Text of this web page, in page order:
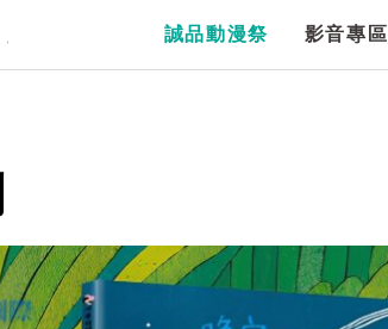
誠品動漫祭 影音專區